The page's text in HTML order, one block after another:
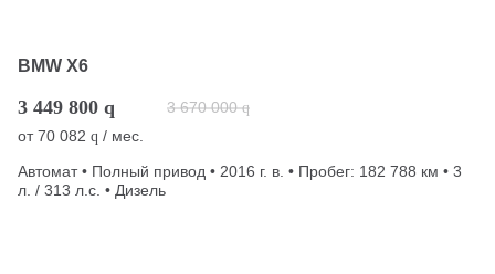
BMW X6
3 449 800 q 3 670 000 q
от70 082 q / мес.
Автомат • Полный привод • 2016 г. в. • Пробег: 182 788 км • 3
л. / 313 л.с. • Дизель